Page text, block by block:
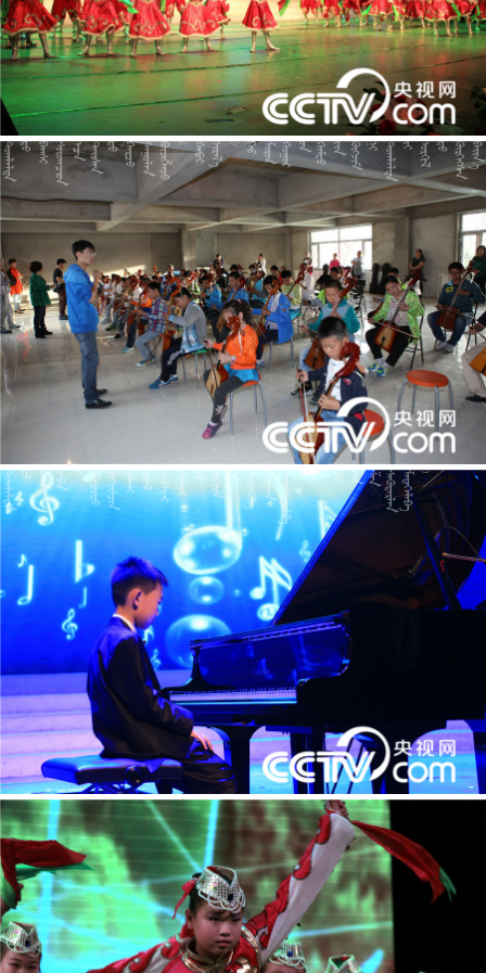



























































































































































































































































 